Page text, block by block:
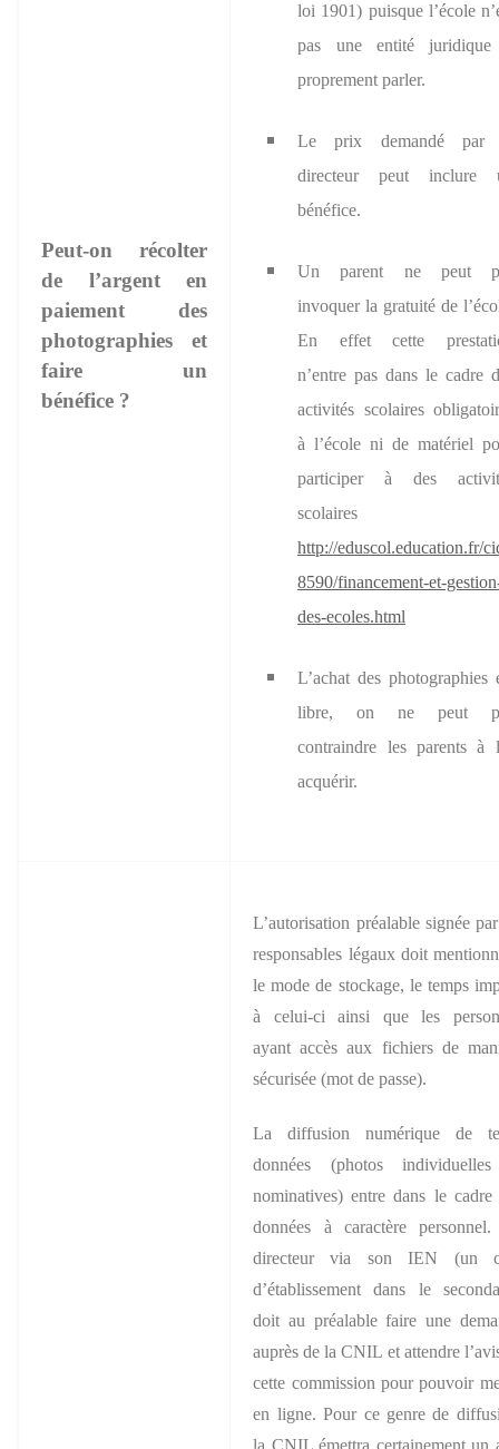
Peut-on récolter
de l’argent en
paiement des
photographies et
faire un
bénéfice ?
loi 1901) puisque l’école
pas une entité
proprement parler.
Le prix demandé par
directeur peut inclure
bénéfice.
Un parent ne peut
invoquer la gratuité de
En effet cette
n’entre pas dans le cadre
activités scolaires
à l’école ni de matériel
participer à des
scolaires
http://eduscol.education.fr/
8590/financement-et-
des-ecoles.html
L’achat des photographies
libre, on ne peut
contraindre les parents à
acquérir.
L’autorisation préalable signée
responsables légaux doit
le mode de stockage, le temps
à celui-ci ainsi que les
ayant accès aux fichiers de
sécurisée (mot de passe).
La diffusion numérique de
données (photos
nominatives) entre dans le cadre
données à caractère
directeur via son IEN (un
d’établissement dans le
doit au préalable faire une
auprès de la CNIL et attendre
cette commission pour pouvoir
en ligne. Pour ce genre de
la CNIL émettra certainement un